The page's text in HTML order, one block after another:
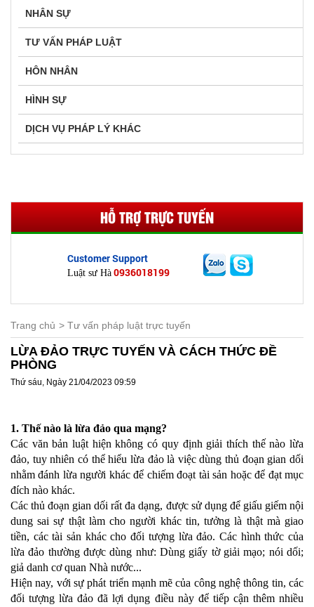
NHÂN SỰ
TƯ VẤN PHÁP LUẬT
HÔN NHÂN
HÌNH SỰ
DỊCH VỤ PHÁP LÝ KHÁC
HỖ TRỢ TRỰC TUYẾN
Customer Support
Luật sư Hà 0936018199
Trang chủ Tư vấn pháp luật trực tuyến
LỪA ĐẢO TRỰC TUYẾN VÀ CÁCH THỨC ĐỀ
PHÒNG
Thứ sáu, Ngày 21/04/2023 09:59
1. Thế nào là lừa đảo qua mạng?
Các văn bản luật hiện không có quy định giải thích thế nào lừa
đảo, tuy nhiên có thể hiểu lừa đảo là việc dùng thủ đoạn gian dối
nhằm đánh lừa người khác để chiếm đoạt tài sản hoặc để đạt mục
đích nào khác.
Các thủ đoạn gian dối rất đa dạng, được sử dụng để giấu giếm nội
dung sai sự thật làm cho người khác tin, tưởng là thật mà giao
tiền, các tài sản khác cho đối tượng lừa đảo. Các hình thức của
lừa đảo thường được dùng như: Dùng giấy tờ giải mạo; nói dối;
giả danh cơ quan Nhà nước...
Hiện nay, với sự phát triển mạnh mẽ của công nghệ thông tin, các
đối tượng lừa đảo đã lợi dụng điều này để tiếp cận thêm nhiều